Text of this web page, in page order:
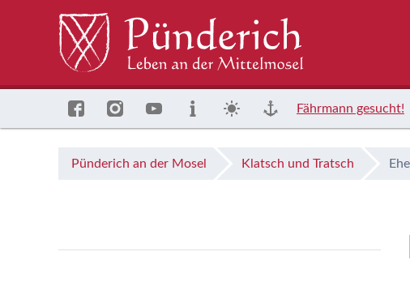
Fährmann gesucht!
Pünderich an der Mosel Klatsch und Tratsch